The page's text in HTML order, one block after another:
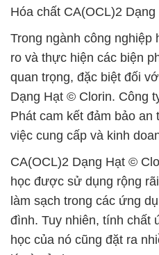
Hóa chất CA(OCL)2
Trong ngành công nghiệp
ro và thực hiện các biện
quan trọng, đặc biệt đối
Dạng Hạt © Clorin. Công
Phát cam kết đảm bảo an
việc cung cấp và kinh
CA(OCL)2 Dạng Hạt ©
học được sử dụng rộng
làm sạch trong các ứng
đình. Tuy nhiên, tính chất
học của nó cũng đặt ra